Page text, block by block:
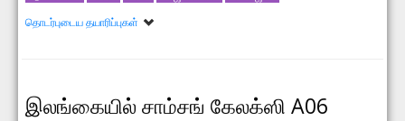
தொடர்புடைய தயாரிப்புகள்
இலங்கையில் சாம்சங் கேலக்ஸி A06